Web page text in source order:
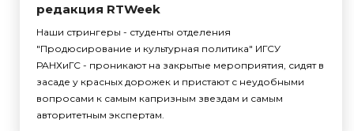
редакция RTWeek
Наши стрингеры - студенты отделения
"Продюсирование и культурная политика" ИГСУ
РАНХиГС - проникают на закрытые мероприятия, сидят в
засаде у красных дорожек и пристают с неудобными
вопросами к самым капризным звездам и самым
авторитетным экспертам.